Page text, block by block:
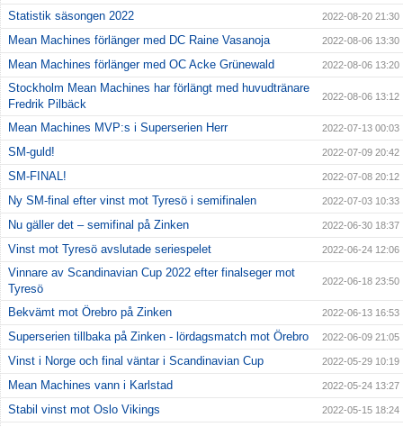
Statistik säsongen 2022 2022-08-20 21:30
Mean Machines förlänger med DC Raine Vasanoja 2022-08-06 13:30
Mean Machines förlänger med OC Acke Grünewald 2022-08-06 13:20
Stockholm Mean Machines har förlängt med huvudtränare
Fredrik Pilbäck
2022-08-06 13:12
Mean Machines MVP:s i Superserien Herr 2022-07-13 00:03
SM-guld! 2022-07-09 20:42
SM-FINAL! 2022-07-08 20:12
Ny SM-final efter vinst mot Tyresö i semifinalen 2022-07-03 10:33
Nu gäller det – semifinal på Zinken 2022-06-30 18:37
Vinst mot Tyresö avslutade seriespelet 2022-06-24 12:06
Vinnare av Scandinavian Cup 2022 efter finalseger mot
Tyresö
2022-06-18 23:50
Bekvämt mot Örebro på Zinken 2022-06-13 16:53
Superserien tillbaka på Zinken - lördagsmatch mot Örebro 2022-06-09 21:05
Vinst i Norge och final väntar i Scandinavian Cup 2022-05-29 10:19
Mean Machines vann i Karlstad 2022-05-24 13:27
Stabil vinst mot Oslo Vikings 2022-05-15 18:24